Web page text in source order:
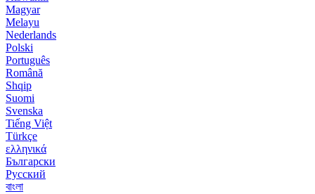
Magyar
Melayu
Nederlands
Polski
Português
Română
Shqip
Suomi
Svenska
Tiếng Việt
Türkçe
ελληνικά
Български
Русский
বাংলা